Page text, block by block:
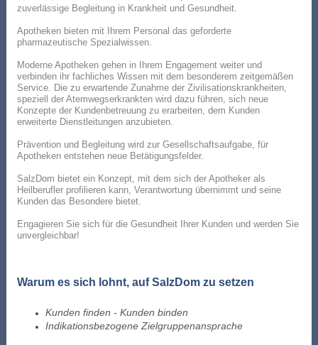
zuverlässige Begleitung in Krankheit und Gesundheit.
Apotheken bieten mit Ihrem Personal das geforderte
pharmazeutische Spezialwissen.
Moderne Apotheken gehen in Ihrem Engagement weiter und
verbinden ihr fachliches Wissen mit dem besonderem zeitgemäßen
Service. Die zu erwartende Zunahme der Zivilisationskrankheiten,
speziell der Atemwegserkrankten wird dazu führen, sich neue
Konzepte der Kundenbetreuung zu erarbeiten, dem Kunden
erweiterte Dienstleitungen anzubieten.
Prävention und Begleitung wird zur Gesellschaftsaufgabe, für
Apotheken entstehen neue Betätigungsfelder.
SalzDom bietet ein Konzept, mit dem sich der Apotheker als
Heilberufler profilieren kann, Verantwortung übernimmt und seine
Kunden das Besondere bietet.
Engagieren Sie sich für die Gesundheit Ihrer Kunden und werden Sie
unvergleichbar!
Warum es sich lohnt, auf SalzDom zu setzen
Kunden finden - Kunden binden
Indikationsbezogene Zielgruppenansprache